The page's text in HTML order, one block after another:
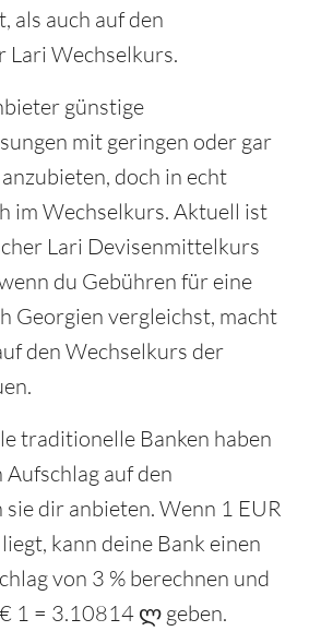
als auch auf den
Lari Wechselkurs.
günstige
mit geringen oder gar
doch in echt
im Wechselkurs. Aktuell ist
Lari Devisenmittelkurs
du Gebühren für eine
Georgien vergleichst, macht
den Wechselkurs der
traditionelle Banken haben
auf den
dir anbieten. Wenn 1 EUR
kann deine Bank einen
von 3 % berechnen und
1 = 3.10814 ლ geben.